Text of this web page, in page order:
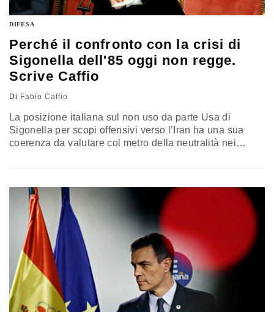
DIFESA
Perché il confronto con la crisi di
Sigonella dell'85 oggi non regge.
Scrive Caffio
Di Fabio Caffio
La posizione italiana sul non uso da parte Usa di
Sigonella per scopi offensivi verso l’Iran ha una sua
coerenza da valutare col metro della neutralità nei
radicale disimpegno spagnolo, anche se più
politicizzato, appare motivato da analoghe ragioni.
Inappropriato è il confronto col caso Sigonella del 1985